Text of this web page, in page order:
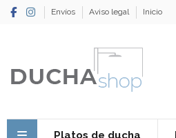
Envíos Aviso legal Inicio
Platos de ducha